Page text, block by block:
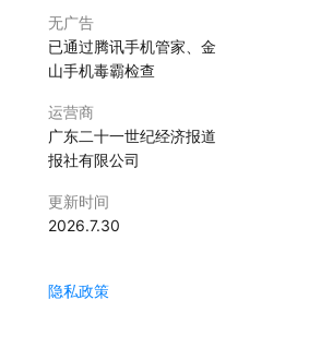
无广告
已通过腾讯手机管家、金
山手机毒霸检查
运营商
广东二十一世纪经济报道
报社有限公司
更新时间
2026.7.30
隐私政策